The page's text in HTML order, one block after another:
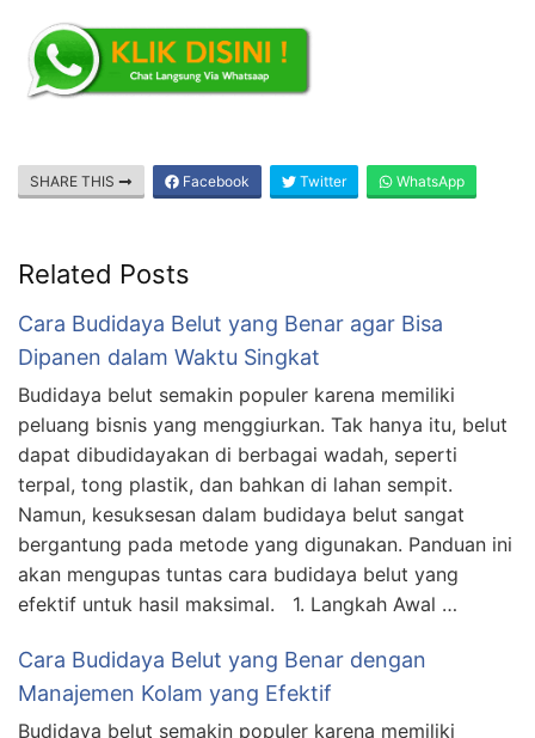
SHARE THIS Facebook Twitter WhatsApp
Related Posts
Cara Budidaya Belut yang Benar agar Bisa
Dipanen dalam Waktu Singkat
Budidaya belut semakin populer karena memiliki
peluang bisnis yang menggiurkan. Tak hanya itu, belut
dapat dibudidayakan di berbagai wadah, seperti
terpal, tong plastik, dan bahkan di lahan sempit.
Namun, kesuksesan dalam budidaya belut sangat
bergantung pada metode yang digunakan. Panduan ini
akan mengupas tuntas cara budidaya belut yang
efektif untuk hasil maksimal. 1. Langkah Awal …
Cara Budidaya Belut yang Benar dengan
Manajemen Kolam yang Efektif
Budidaya belut semakin populer karena memiliki